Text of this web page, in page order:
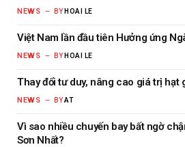
NEWS BY HOAI LE
Việt Nam lần đầu tiên Hưởng ứng
NEWS BY HOAI LE
Thay đổi tư duy, nâng cao giá trị hạt
NEWS BYAT
Vì sao nhiều chuyến bay bất ngờ
Sơn Nhất?